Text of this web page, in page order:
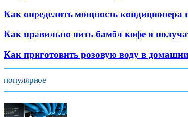
Как определить мощность кондиционера
Как правильно пить бамбл кофе и
Как приготовить розовую воду в
популярное